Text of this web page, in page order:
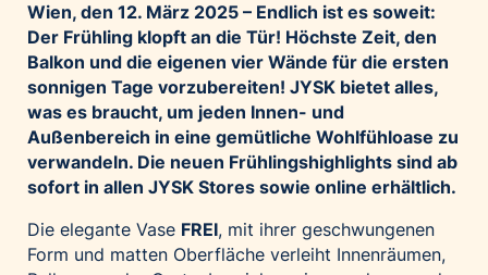
Microsoft
Mondelēz Österreich
Muse Electronics
Neuroth
öbv – Österreichischer Bundesverlag
Ökopharm
Polestar
Wien, den 12. März 2025 – Endlich ist es soweit:
Der Frühling klopft an die Tür! Höchste Zeit, den
Balkon und die eigenen vier Wände für die ersten
sonnigen Tage vorzubereiten! JYSK bietet alles,
was es braucht, um jeden Innen- und
Außenbereich in eine gemütliche Wohlfühloase zu
verwandeln. Die neuen Frühlingshighlights sind ab
sofort in allen JYSK Stores sowie online erhältlich.
Die elegante Vase FREI, mit ihrer geschwungenen
Form und matten Oberfläche verleiht Innenräumen,